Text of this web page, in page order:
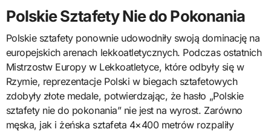
Polskie Sztafety Nie do Pokonania
Polskie sztafety ponownie udowodniły swoją dominację na
europejskich arenach lekkoatletycznych. Podczas ostatnich
Mistrzostw Europy w Lekkoatletyce, które odbyły się w
Rzymie, reprezentacje Polski w biegach sztafetowych
zdobyły złote medale, potwierdzając, że hasło „Polskie
sztafety nie do pokonania” nie jest na wyrost. Zarówno
męska, jak i żeńska sztafeta 4×400 metrów rozpaliły